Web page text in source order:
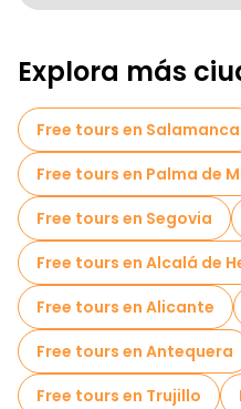
Tours de Pub Crawl en
Actividades deportivas
Free Tours de Gaudí y el
Tours autoguiados en
Juegos de escape en
Tours fotográficos en
Cruceros en Barcelona
Free Tour Leyendas y
Explora más
Free tours en Salamanca
Free tours en Palma de
Free tours en Segovia
Free tours en Alcalá de
Free tours en Alicante
Free tours en Antequera
Free tours en Trujillo